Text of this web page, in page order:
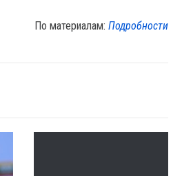
По материалам:Подробности